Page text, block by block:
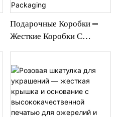
Подарочные Коробки —
Жесткие Коробки С
Вставками Из ЭВА,
Различных Размеров, Для
Косметики И Ювелирных
Изделий — Packshion